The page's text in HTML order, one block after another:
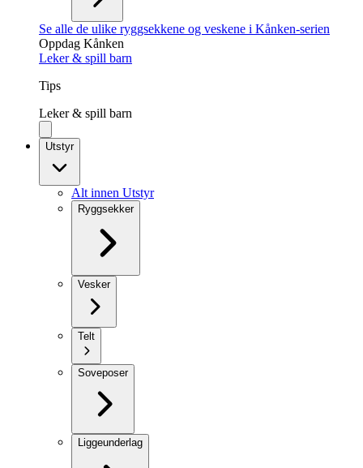
Se alle de ulike ryggsekkene og veskene i Kånken-serien
Oppdag Kånken
Leker & spill barn
Tips
Leker & spill barn
Utstyr
Alt innen Utstyr
Ryggsekker
Vesker
Telt
Soveposer
Liggeunderlag